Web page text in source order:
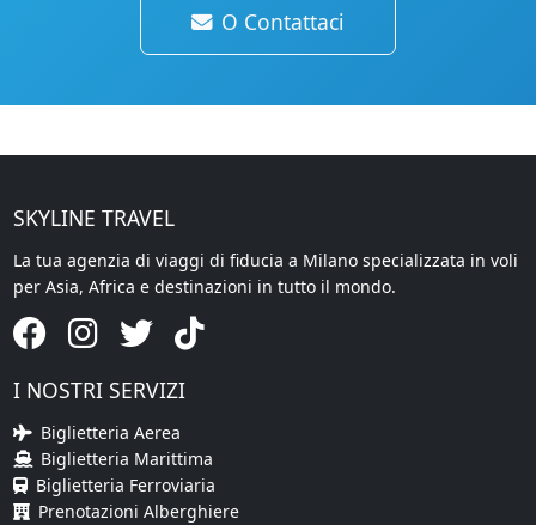
O Contattaci
SKYLINE TRAVEL
La tua agenzia di viaggi di fiducia a Milano specializzata in voli
per Asia, Africa e destinazioni in tutto il mondo.
I NOSTRI SERVIZI
Biglietteria Aerea
Biglietteria Marittima
Biglietteria Ferroviaria
Prenotazioni Alberghiere